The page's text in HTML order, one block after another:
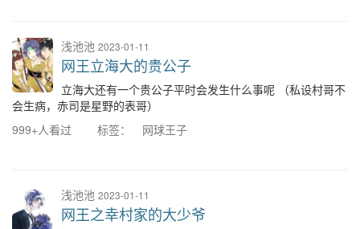
浅池池 2023-01-11
网王立海大的贵公子
立海大还有一个贵公子平时会发生什么事呢 （私设村哥不
会生病，赤司是星野的表哥）
999+人看过
标签： 网球王子
浅池池 2023-01-11
网王之幸村家的大少爷